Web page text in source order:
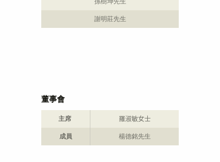
謝明莊先生
董事會
主席 羅淑敏女士
成員 楊德銘先生